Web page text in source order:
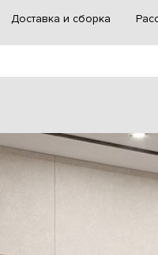
Доставка и сборка